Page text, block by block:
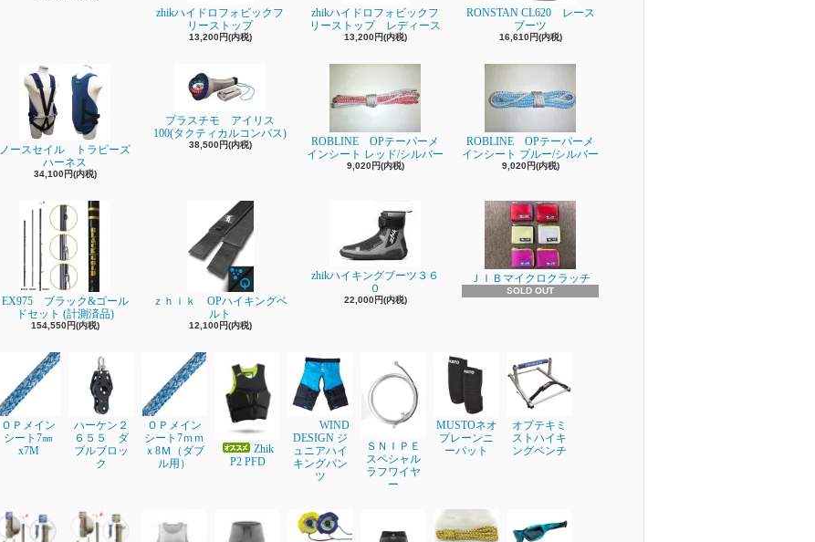
zhikハイドロフォビックフ
リーストップ
13,200円(内税)
zhikハイドロフォビックフ
リーストップ レディース
13,200円(内税)
RONSTAN CL620 レース
ブーツ
16,610円(内税)
ノースセイル トラピーズ
ハーネス
34,100円(内税)
プラスチモ アイリス
100(タクティカルコンパス)
38,500円(内税)
ROBLINE OPテーパーメ
インシート レッド/シルバー
9,020円(内税)
ROBLINE OPテーパーメ
インシート プルー/シルバー
9,020円(内税)
EX975 ブラック&ゴール
ドセット (計測済品)
154,550円(内税)
ｚｈｉｋ OPハイキングベ
ルト
12,100円(内税)
zhikハイキングブーツ３６
０
22,000円(内税)
ＪＩＢマイクロクラッチ
SOLD OUT
ＯＰメイン
シート7㎜
x7M
ハーケン２
６５５ ダ
ブルブロッ
ク
ＯＰメイン
シート7ｍｍ
ｘ8Ｍ（ダブ
ル用）
Zhik
P2 PFD
WIND
DESIGN ジ
ュニアハイ
キングパン
ツ
ＳＮＩＰＥ
スペシャル
ラフワイヤ
ー
MUSTOネオ
プレーンニ
ーパット
オプテキミ
ストハイキ
ングベンチ